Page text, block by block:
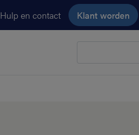
Hulp en contact Klant worden